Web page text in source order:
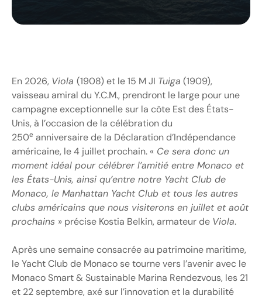
En 2026, Viola (1908) et le 15 M JI Tuiga (1909),
vaisseau amiral du Y.C.M., prendront le large pour une
campagne exceptionnelle sur la côte Est des États-
Unis, à l’occasion de la célébration du
250e anniversaire de la Déclaration d’Indépendance
américaine, le 4 juillet prochain. « Ce sera donc un
moment idéal pour célébrer l’amitié entre Monaco et
les États-Unis, ainsi qu’entre notre Yacht Club de
Monaco, le Manhattan Yacht Club et tous les autres
clubs américains que nous visiterons en juillet et août
prochains » précise Kostia Belkin, armateur de Viola.
Après une semaine consacrée au patrimoine maritime,
le Yacht Club de Monaco se tourne vers l’avenir avec le
Monaco Smart & Sustainable Marina Rendezvous, les 21
et 22 septembre, axé sur l’innovation et la durabilité